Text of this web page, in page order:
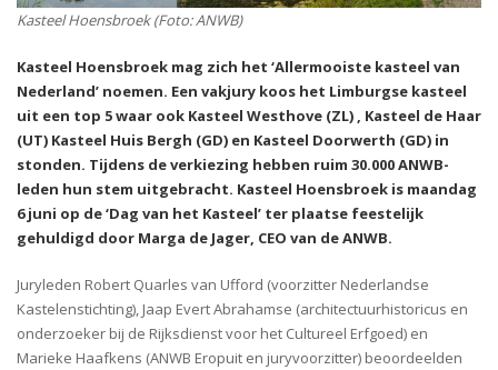
Kasteel Hoensbroek (Foto: ANWB)
Kasteel Hoensbroek mag zich het ‘Allermooiste kasteel van
Nederland’ noemen. Een vakjury koos het Limburgse kasteel
uit een top 5 waar ook Kasteel Westhove (ZL) , Kasteel de Haar
(UT) Kasteel Huis Bergh (GD) en Kasteel Doorwerth (GD) in
stonden. Tijdens de verkiezing hebben ruim 30.000 ANWB-
leden hun stem uitgebracht. Kasteel Hoensbroek is maandag
6 juni op de ‘Dag van het Kasteel’ ter plaatse feestelijk
gehuldigd door Marga de Jager, CEO van de ANWB.
Juryleden Robert Quarles van Ufford (voorzitter Nederlandse
Kastelenstichting), Jaap Evert Abrahamse (architectuurhistoricus en
onderzoeker bij de Rijksdienst voor het Cultureel Erfgoed) en
Marieke Haafkens (ANWB Eropuit en juryvoorzitter) beoordeelden